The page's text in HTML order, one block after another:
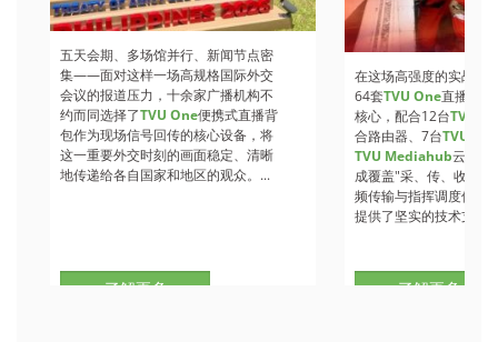
五天会期、多场馆并行、新闻节点密
集——面对这样一场高规格国际外交
会议的报道压力，十余家广播机构不
约而同选择了TVU One便携式直播背
包作为现场信号回传的核心设备，将
这一重要外交时刻的画面稳定、清晰
地传递给各自国家和地区的观众。...
了解更多
在这场高强度的实战检
64套TVU One直播背
核心，配合12台TVU
合路由器、7台TVU
TVU Mediahub云调度
成覆盖"采、传、收、
频传输与指挥调度保障
提供了坚实的技术支撑
了解更多